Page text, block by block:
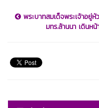
พระบาทสมเด็จพระเจ้าอยู่
มทร.ล้านนา เดินห